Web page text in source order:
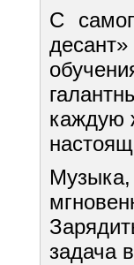
С
каждую
задача